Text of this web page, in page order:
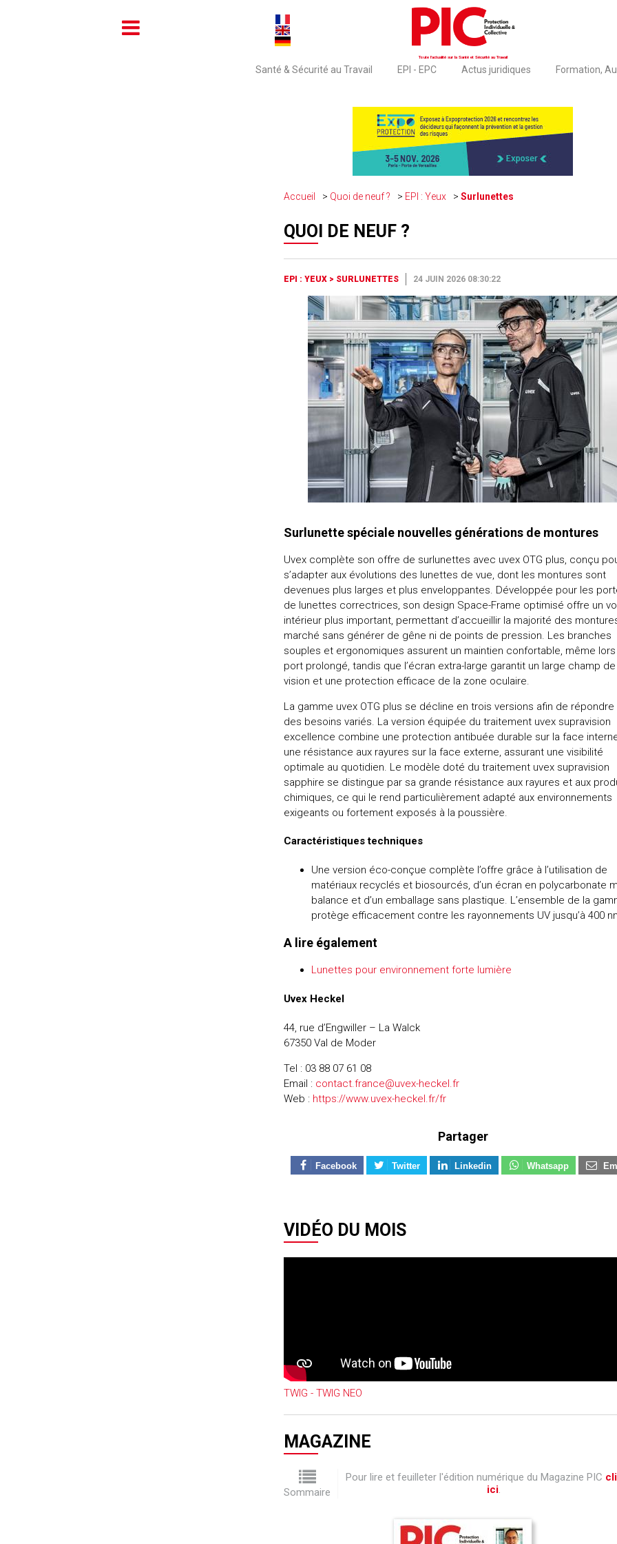
Toute l'actualité sur la Santé et Sécurité au Travail
Santé & Sécurité au Travail EPI - EPC Actus juridiques Formation,
Accueil Quoi de neuf ? EPI : Yeux Surlunettes
QUOI DE NEUF ?
EPI : YEUX > SURLUNETTES 24 JUIN 2026 08:30:22
Surlunette spéciale nouvelles générations de montures
Uvex complète son offre de surlunettes avec uvex OTG plus, conçu
s’adapter aux évolutions des lunettes de vue, dont les montures sont
devenues plus larges et plus enveloppantes. Développée pour les
de lunettes correctrices, son design Space-Frame optimisé offre un
intérieur plus important, permettant d’accueillir la majorité des
marché sans générer de gêne ni de points de pression. Les branches
souples et ergonomiques assurent un maintien confortable, même lors
port prolongé, tandis que l’écran extra-large garantit un large champ de
vision et une protection efficace de la zone oculaire.
La gamme uvex OTG plus se décline en trois versions afin de répondre
des besoins variés. La version équipée du traitement uvex supravision
excellence combine une protection antibuée durable sur la face
une résistance aux rayures sur la face externe, assurant une visibilité
optimale au quotidien. Le modèle doté du traitement uvex supravision
sapphire se distingue par sa grande résistance aux rayures et aux
chimiques, ce qui le rend particulièrement adapté aux environnements
exigeants ou fortement exposés à la poussière.
Caractéristiques techniques
Une version éco-conçue complète l’offre grâce à l’utilisation de
matériaux recyclés et biosourcés, d’un écran en polycarbonate
balance et d’un emballage sans plastique. L’ensemble de la
protège efficacement contre les rayonnements UV jusqu’à 400
A lire également
Lunettes pour environnement forte lumière
Uvex Heckel
44, rue d’Engwiller – La Walck
67350 Val de Moder
Tel : 03 88 07 61 08
Email : contact.france@uvex-heckel.fr
Web : https://www.uvex-heckel.fr/fr
Partager
Facebook Twitter Linkedin Whatsapp
VIDÉO DU MOIS
TWIG - TWIG NEO
MAGAZINE
Sommaire
Pour lire et feuilleter l'édition numérique du Magazine PIC
ici.